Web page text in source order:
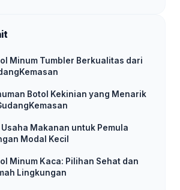
Minum Tumbler Berkualitas dari
Botol Kekinian yang Menarik
Usaha Makanan untuk Pemula
Modal Kecil
Minum Kaca: Pilihan Sehat dan
Lingkungan